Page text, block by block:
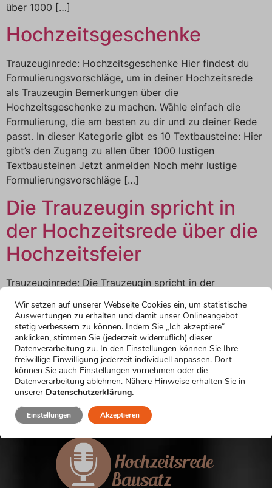
über 1000 […]
Hochzeitsgeschenke
Trauzeuginrede: Hochzeitsgeschenke Hier findest du
Formulierungsvorschläge, um in deiner Hochzeitsrede
als Trauzeugin Bemerkungen über die
Hochzeitsgeschenke zu machen. Wähle einfach die
Formulierung, die am besten zu dir und zu deiner Rede
passt. In dieser Kategorie gibt es 10 Textbausteine: Hier
gibt’s den Zugang zu allen über 1000 lustigen
Textbausteinen Jetzt anmelden Noch mehr lustige
Formulierungsvorschläge […]
Die Trauzeugin spricht in
der Hochzeitsrede über die
Hochzeitsfeier
Trauzeuginrede: Die Trauzeugin spricht in der
Formulierungsvorschläge, um in deiner Hochzeitsrede
als Trauzeugin ein paar Bemerkungen über die
Hochzeitsfeier zu machen. Wähle einfach die
Formulierung, die am besten zu dir und zu deiner Rede
passt. In dieser Kategorie gibt es 10 Textbausteine: Hier
gibt’s den Zugang zu allen […]
Wir setzen auf unserer Webseite Cookies ein, um statistische
Auswertungen zu erhalten und damit unser Onlineangebot
stetig verbessern zu können. Indem Sie „Ich akzeptiere“
anklicken, stimmen Sie (jederzeit widerruflich) dieser
Datenverarbeitung zu. In den Einstellungen können Sie Ihre
freiwillige Einwilligung jederzeit individuell anpassen. Dort
können Sie auch Einstellungen vornehmen oder die
Datenverarbeitung ablehnen. Nähere Hinweise erhalten Sie in
unserer Datenschutzerklärung.
Akzeptieren
Einstellungen